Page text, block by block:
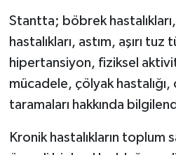
Stantta; böbrek
hastalıkları, astım, aşırı tuz
hipertansiyon, fiziksel
mücadele, çölyak
taramaları hakkında
Kronik hastalıkların toplum